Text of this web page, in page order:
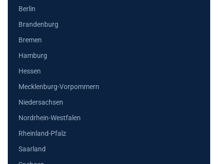
Berlin
Brandenburg
Bremen
Hamburg
Hessen
Mecklenburg-Vorpommern
Niedersachsen
Nordrhein-Westfalen
Rheinland-Pfalz
Saarland